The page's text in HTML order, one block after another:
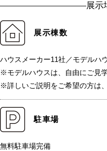
展示
展示棟数
ハウスメーカー11社／モデルハ
※モデルハウスは、自由にご見学
※詳しいご説明をご希望の方は
駐車場
無料駐車場完備